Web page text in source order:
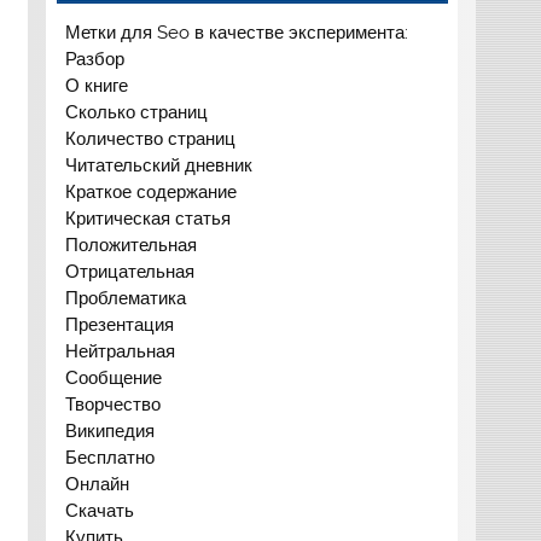
Метки для Seo в качестве эксперимента:
Разбор
О книге
Сколько страниц
Количество страниц
Читательский дневник
Краткое содержание
Критическая статья
Положительная
Отрицательная
Проблематика
Презентация
Нейтральная
Сообщение
Творчество
Википедия
Бесплатно
Онлайн
Скачать